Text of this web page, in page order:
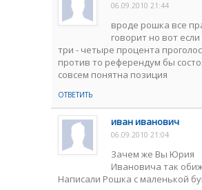
06.09.2010 21:44
вроде рошка все
говорит но вот
три - четыре процента
против то референдум бы
совсем понятна позиция
ОТВЕТИТЬ
иван иванович
06.09.2010 21:04
Зачем же Вы Юрия
Ивановича так
Написали Рошка с маленькой